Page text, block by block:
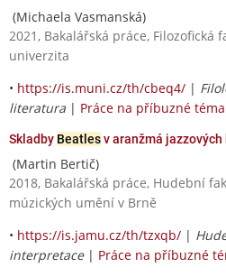
(Michaela Vasmanská)
2021, Bakalářská práce, Filozofická
univerzita
• https://is.muni.cz/th/cbeq4/ |
literatura | Práce na příbuzné téma
Skladby Beatlesv aranžmá jazzových
(Martin Bertič)
2018, Bakalářská práce, Hudební
múzických umění v Brně
• https://is.jamu.cz/th/tzxqb/ |
interpretace| Práce na příbuzné